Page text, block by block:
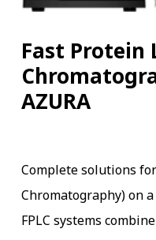
Fast Protein
AZURA
Complete solutions
Chromatography) on
FPLC systems